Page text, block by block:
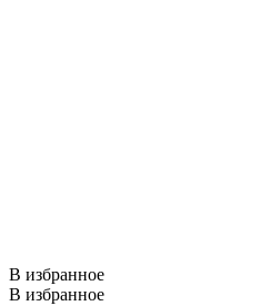
В избранное
В избранное